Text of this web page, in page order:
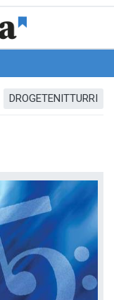
DROGETENITTURRI